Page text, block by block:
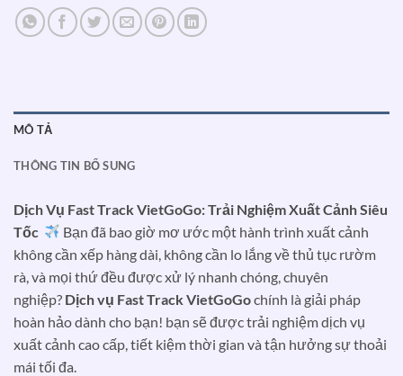
MÔ TẢ
THÔNG TIN BỔ SUNG
Dịch Vụ Fast Track VietGoGo: Trải Nghiệm Xuất Cảnh Siêu
Tốc
Bạn đã bao giờ mơ ước một hành trình xuất cảnh
không cần xếp hàng dài, không cần lo lắng về thủ tục rườm
rà, và mọi thứ đều được xử lý nhanh chóng, chuyên
nghiệp? Dịch vụ Fast Track VietGoGochính là giải pháp
hoàn hảo dành cho bạn! bạn sẽ được trải nghiệm dịch vụ
xuất cảnh cao cấp, tiết kiệm thời gian và tận hưởng sự thoải
mái tối đa.